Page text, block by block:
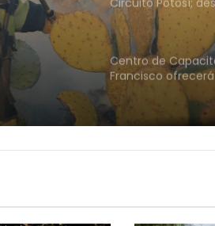
de
la
buscará
alumnos
Refuerzan
en la Calzada de
avenida Salvador
nuevo desnivel de
Villa de Pozos